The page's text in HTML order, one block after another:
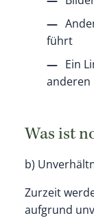
führt
Ein
anderen
Was ist
b)
Zurzeit
aufgrund